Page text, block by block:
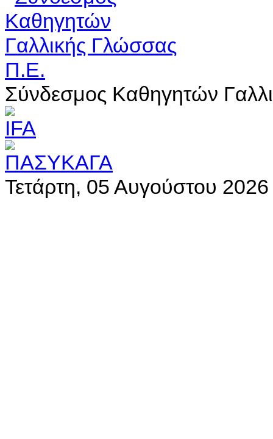
Σύνδεσμος Καθηγητών
Τετάρτη, 05 Αυγούστου 2026